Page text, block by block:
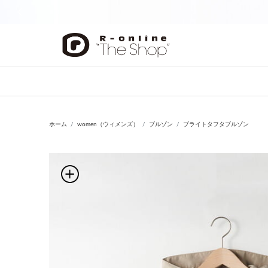
ホーム women（ウィメンズ） ブルゾン ブライトタフタブルゾン